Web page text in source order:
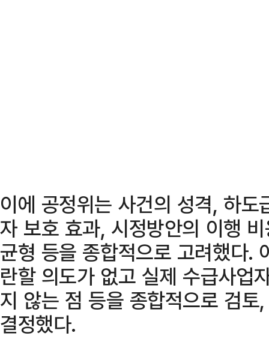
이에 공정위는 사건의 성격, 하
자 보호 효과, 시정방안의 이행
균형 등을 종합적으로 고려했다.
란할 의도가 없고 실제 수급사업
지 않는 점 등을 종합적으로 검
결정했다.